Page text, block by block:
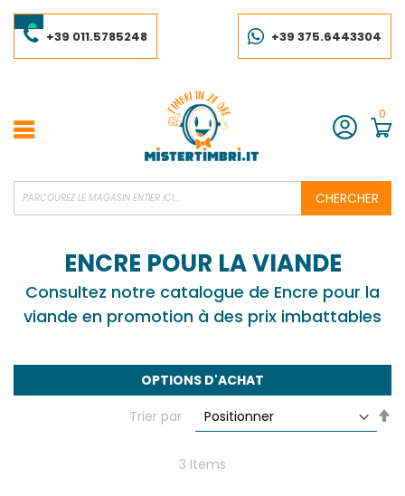
to
Content+39 011.5785248 +39 375.6443304
Compte
0
CHERCHER
ENCRE POUR LA VIANDE
Consultez notre catalogue de Encre pour la
viande en promotion à des prix imbattables
3 Items
Trier par
OPTIONS D'ACHAT